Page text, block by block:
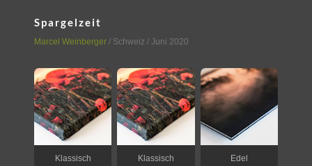
Spargelzeit
Marcel Weinberger / Schweiz / Juni 2020
Klassisch Klassisch Edel